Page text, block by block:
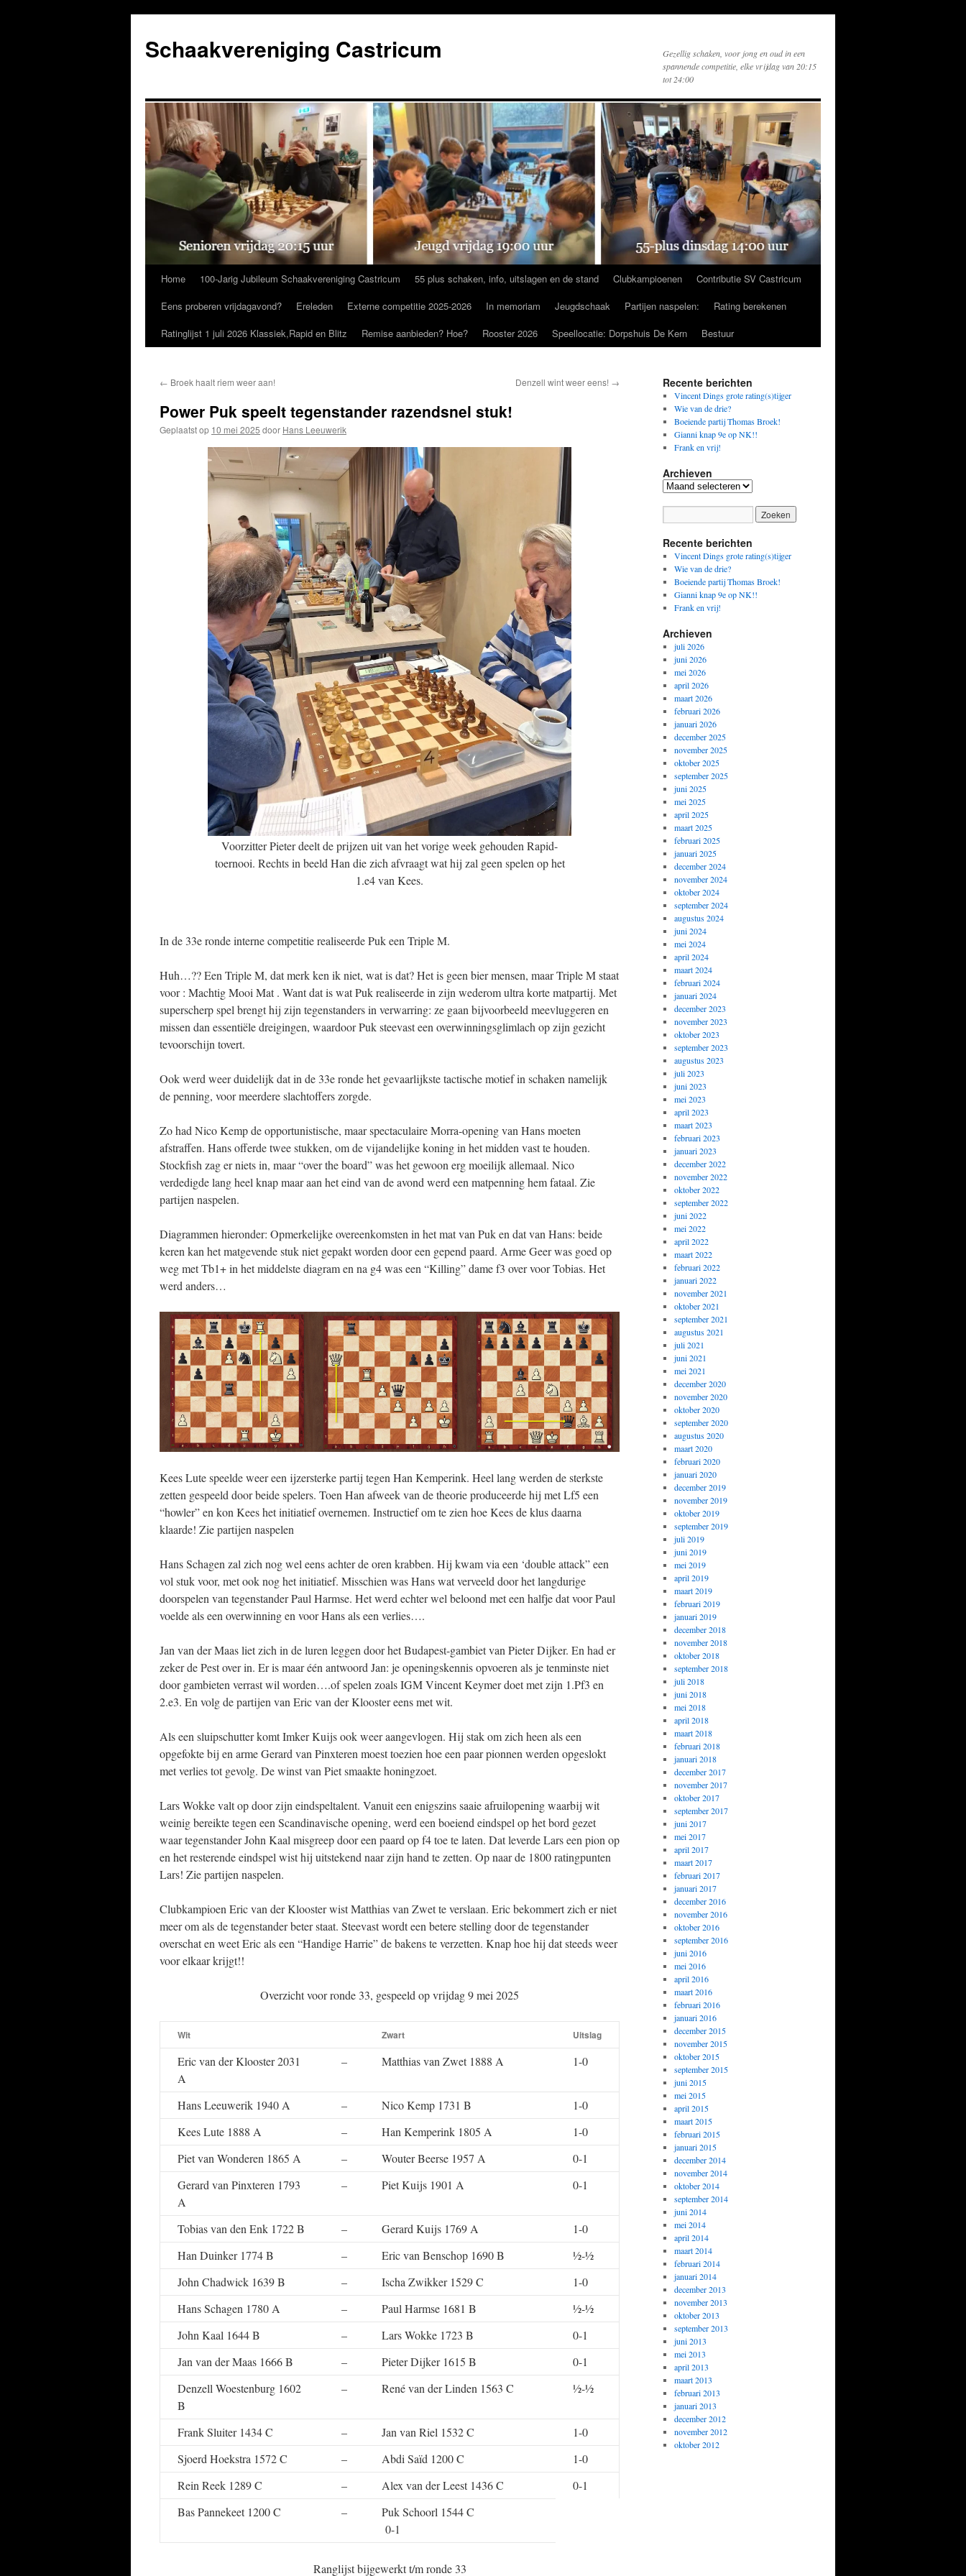
de
inhoud
Schaakvereniging Castricum
Gezellig schaken, voor jong en oud in een
spannende competitie, elke vrijdag van 20:15
tot 24:00
Home 100-Jarig Jubileum Schaakvereniging Castricum 55 plus schaken, info, uitslagen en de stand Clubkampioenen
Contributie SV Castricum
Eens proberen vrijdagavond?
Ereleden Externe competitie 2025-2026 In memoriam Jeugdschaak Partijen naspelen:
Rating berekenen
Ratinglijst 1 juli 2026 Klassiek,Rapid en Blitz
Remise aanbieden? Hoe? Rooster 2026 Speellocatie: Dorpshuis De Kern Bestuur
← Broek haalt riem weer aan! Denzell wint weer eens! →
Power Puk speelt tegenstander razendsnel stuk!
Geplaatst op 10 mei 2025 door Hans Leeuwerik
Voorzitter Pieter deelt de prijzen uit van het vorige week gehouden Rapid-
toernooi. Rechts in beeld Han die zich afvraagt wat hij zal geen spelen op het
1.e4 van Kees.
In de 33e ronde interne competitie realiseerde Puk een Triple M.
Huh…?? Een Triple M, dat merk ken ik niet, wat is dat? Het is geen bier mensen, maar Triple M staat
voor : Machtig Mooi Mat . Want dat is wat Puk realiseerde in zijn wederom ultra korte matpartij. Met
superscherp spel brengt hij zijn tegenstanders in verwarring: ze gaan bijvoorbeeld meevluggeren en
missen dan essentiële dreigingen, waardoor Puk steevast een overwinningsglimlach op zijn gezicht
tevoorschijn tovert.
Ook werd weer duidelijk dat in de 33e ronde het gevaarlijkste tactische motief in schaken namelijk
de penning, voor meerdere slachtoffers zorgde.
Zo had Nico Kemp de opportunistische, maar spectaculaire Morra-opening van Hans moeten
afstraffen. Hans offerde twee stukken, om de vijandelijke koning in het midden vast te houden.
Stockfish zag er niets in, maar “over the board” was het gewoon erg moeilijk allemaal. Nico
verdedigde lang heel knap maar aan het eind van de avond werd een matpenning hem fataal. Zie
partijen naspelen.
Diagrammen hieronder: Opmerkelijke overeenkomsten in het mat van Puk en dat van Hans: beide
keren kan het matgevende stuk niet gepakt worden door een gepend paard. Arme Geer was goed op
weg met Tb1+ in het middelste diagram en na g4 was een “Killing” dame f3 over voor Tobias. Het
werd anders…
Kees Lute speelde weer een ijzersterke partij tegen Han Kemperink. Heel lang werden de sterkste
zetten gespeeld door beide spelers. Toen Han afweek van de theorie produceerde hij met Lf5 een
“howler” en kon Kees het initiatief overnemen. Instructief om te zien hoe Kees de klus daarna
klaarde! Zie partijen naspelen
Hans Schagen zal zich nog wel eens achter de oren krabben. Hij kwam via een ‘double attack” een
vol stuk voor, met ook nog het initiatief. Misschien was Hans wat verveeld door het langdurige
doorspelen van tegenstander Paul Harmse. Het werd echter wel beloond met een halfje dat voor Paul
voelde als een overwinning en voor Hans als een verlies….
Jan van der Maas liet zich in de luren leggen door het Budapest-gambiet van Pieter Dijker. En had er
zeker de Pest over in. Er is maar één antwoord Jan: je openingskennis opvoeren als je tenminste niet
door gambieten verrast wil worden….of spelen zoals IGM Vincent Keymer doet met zijn 1.Pf3 en
2.e3. En volg de partijen van Eric van der Klooster eens met wit.
Als een sluipschutter komt Imker Kuijs ook weer aangevlogen. Hij stak om zich heen als een
opgefokte bij en arme Gerard van Pinxteren moest toezien hoe een paar pionnen werden opgeslokt
met verlies tot gevolg. De winst van Piet smaakte honingzoet.
Lars Wokke valt op door zijn eindspeltalent. Vanuit een enigszins saaie afruilopening waarbij wit
weinig bereikte tegen een Scandinavische opening, werd een boeiend eindspel op het bord gezet
waar tegenstander John Kaal misgreep door een paard op f4 toe te laten. Dat leverde Lars een pion op
en het resterende eindspel wist hij uitstekend naar zijn hand te zetten. Op naar de 1800 ratingpunten
Lars! Zie partijen naspelen.
Clubkampioen Eric van der Klooster wist Matthias van Zwet te verslaan. Eric bekommert zich er niet
meer om als de tegenstander beter staat. Steevast wordt een betere stelling door de tegenstander
overschat en weet Eric als een “Handige Harrie” de bakens te verzetten. Knap hoe hij dat steeds weer
voor elkaar krijgt!!
Overzicht voor ronde 33, gespeeld op vrijdag 9 mei 2025
Wit Zwart Uitslag
Eric van der Klooster 2031
A
– Matthias van Zwet 1888 A 1-0
Hans Leeuwerik 1940 A – Nico Kemp 1731 B
1-0
Kees Lute 1888 A
– Han Kemperink 1805 A
1-0
Piet van Wonderen 1865 A
– Wouter Beerse 1957 A
0-1
Gerard van Pinxteren 1793
A
– Piet Kuijs 1901 A 0-1
Tobias van den Enk 1722 B – Gerard Kuijs 1769 A
1-0
Han Duinker 1774 B
– Eric van Benschop 1690 B
½-½
John Chadwick 1639 B
– Ischa Zwikker 1529 C
1-0
Hans Schagen 1780 A
– Paul Harmse 1681 B
½-½
John Kaal 1644 B
– Lars Wokke 1723 B
0-1
Jan van der Maas 1666 B
– Pieter Dijker 1615 B
0-1
Denzell Woestenburg 1602
B
– René van der Linden 1563 C ½-½
Frank Sluiter 1434 C – Jan van Riel 1532 C
1-0
Sjoerd Hoekstra 1572 C
– Abdi Saïd 1200 C
1-0
Rein Reek 1289 C
– Alex van der Leest 1436 C
0-1
Bas Pannekeet 1200 C
–
Puk Schoorl 1544 C
0-1
Ranglijst bijgewerkt t/m ronde 33
Recente berichten
Vincent Dings grote rating(s)tijger
Wie van de drie?
Boeiende partij Thomas Broek!
Gianni knap 9e op NK!!
Frank en vrij!
Archieven
Archieven
Recente berichten
Vincent Dings grote rating(s)tijger
Wie van de drie?
Boeiende partij Thomas Broek!
Gianni knap 9e op NK!!
Frank en vrij!
Archieven
juli 2026
juni 2026
mei 2026
april 2026
maart 2026
februari 2026
januari 2026
december 2025
november 2025
oktober 2025
september 2025
juni 2025
mei 2025
april 2025
maart 2025
februari 2025
januari 2025
december 2024
november 2024
oktober 2024
september 2024
augustus 2024
juni 2024
mei 2024
april 2024
maart 2024
februari 2024
januari 2024
december 2023
november 2023
oktober 2023
september 2023
augustus 2023
juli 2023
juni 2023
mei 2023
april 2023
maart 2023
februari 2023
januari 2023
december 2022
november 2022
oktober 2022
september 2022
juni 2022
mei 2022
april 2022
maart 2022
februari 2022
januari 2022
november 2021
oktober 2021
september 2021
augustus 2021
juli 2021
juni 2021
mei 2021
december 2020
november 2020
oktober 2020
september 2020
augustus 2020
maart 2020
februari 2020
januari 2020
december 2019
november 2019
oktober 2019
september 2019
juli 2019
juni 2019
mei 2019
april 2019
maart 2019
februari 2019
januari 2019
december 2018
november 2018
oktober 2018
september 2018
juli 2018
juni 2018
mei 2018
april 2018
maart 2018
februari 2018
januari 2018
december 2017
november 2017
oktober 2017
september 2017
juni 2017
mei 2017
april 2017
maart 2017
februari 2017
januari 2017
december 2016
november 2016
oktober 2016
september 2016
juni 2016
mei 2016
april 2016
maart 2016
februari 2016
januari 2016
december 2015
november 2015
oktober 2015
september 2015
juni 2015
mei 2015
april 2015
maart 2015
februari 2015
januari 2015
december 2014
november 2014
oktober 2014
september 2014
juni 2014
mei 2014
april 2014
maart 2014
februari 2014
januari 2014
december 2013
november 2013
oktober 2013
september 2013
juni 2013
mei 2013
april 2013
maart 2013
februari 2013
januari 2013
december 2012
november 2012
oktober 2012